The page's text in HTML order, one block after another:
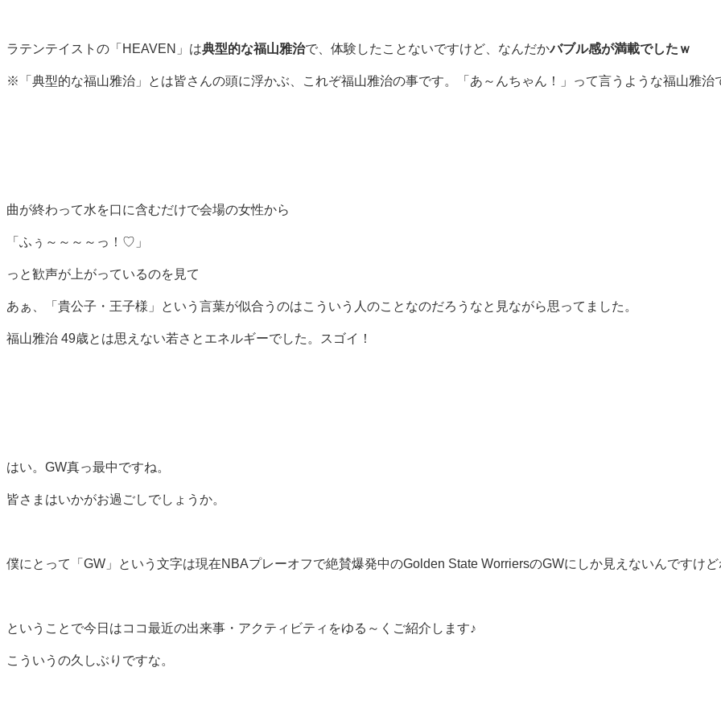
ラテンテイストの「HEAVEN」は典型的な福山雅治で、体験したことないですけど、なんだかバブル感が満載でしたｗ
※「典型的な福山雅治」とは皆さんの頭に浮かぶ、これぞ福山雅治の事です。「あ～んちゃん！」って言うような福山雅治
曲が終わって水を口に含むだけで会場の女性から
「ふぅ～～～～っ！♡」
っと歓声が上がっているのを見て
あぁ、「貴公子・王子様」という言葉が似合うのはこういう人のことなのだろうなと見ながら思ってました。
福山雅治 49歳とは思えない若さとエネルギーでした。スゴイ！
はい。GW真っ最中ですね。
皆さまはいかがお過ごしでしょうか。
僕にとって「GW」という文字は現在NBAプレーオフで絶賛爆発中のGolden State WorriersのGWにしか見えないんですけ
ということで今日はココ最近の出来事・アクティビティをゆる～くご紹介します♪
こういうの久しぶりですな。